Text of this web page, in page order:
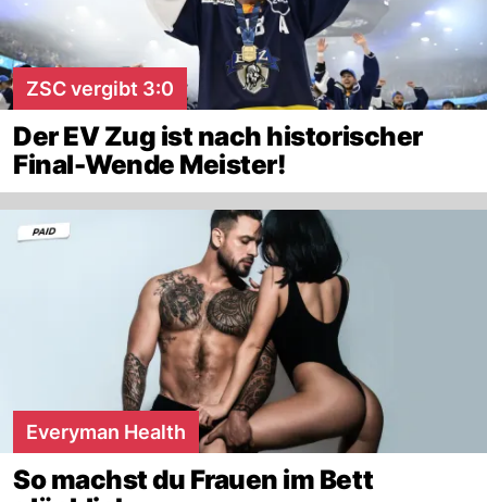
ZSC vergibt 3:0
Der EV Zug ist nach historischer
Final-Wende Meister!
Everyman Health
So machst du Frauen im Bett